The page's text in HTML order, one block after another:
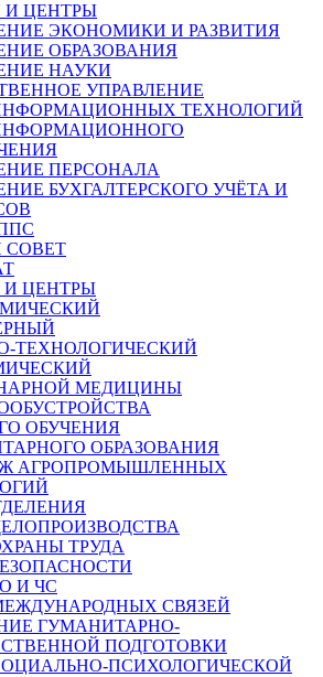
И ЦЕНТРЫ
ЭКОНОМИКИ И РАЗВИТИЯ
ОБРАЗОВАНИЯ
НАУКИ
УПРАВЛЕНИЕ
ТЕХНОЛОГИЙ
ПЕРСОНАЛА
БУХГАЛТЕРСКОГО УЧЁТА И
ППС
СОВЕТ
И ЦЕНТРЫ
ТЕХНОЛОГИЧЕСКИЙ
МЕДИЦИНЫ
ОБУЧЕНИЯ
ОБРАЗОВАНИЯ
АГРОПРОМЫШЛЕННЫХ
ТРУДА
И ЧС
СВЯЗЕЙ
ГУМАНИТАРНО-
ПОДГОТОВКИ
ПСИХОЛОГИЧЕСКОЙ